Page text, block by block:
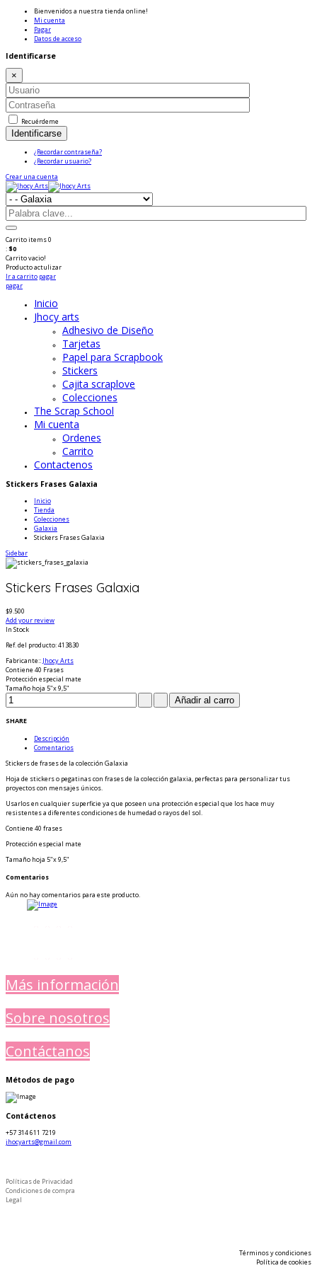
Bienvenidos a nuestra tienda online!
Mi cuenta
Pagar
Datos de acceso
Identificarse
×
Recuérdeme
Identificarse
¿Recordar contraseña?
¿Recordar usuario?
Crear una cuenta
Carritoitems0
:$0
Carrito vacio!
Productoactulizar
Ir a carrito pagar
pagar
Inicio
Jhocy arts
Adhesivo de Diseño
Tarjetas
Papel para Scrapbook
Stickers
Cajita scraplove
Colecciones
The Scrap School
Mi cuenta
Ordenes
Carrito
Contactenos
Stickers Frases Galaxia
Inicio
Tienda
Colecciones
Galaxia
Stickers Frases Galaxia
Sidebar
Stickers Frases Galaxia
$9.500
Add your review
In Stock
Ref. del producto: 413830
Fabricante:: Jhocy Arts
Contiene 40 Frases
Protección especial mate
Tamaño hoja 5"x 9,5"
SHARE
Descripción
Comentarios
Stickers de frases de la colección Galaxia
Hoja de stickers o pegatinas con frases de la colección galaxia, perfectas para personalizar tus
proyectos con mensajes únicos.
Usarlos en cualquier superficie ya que poseen una protección especial que los hace muy
resistentes a diferentes condiciones de humedad o rayos del sol.
Contiene 40 frases
Protección especial mate
Tamaño hoja 5"x 9,5"
Comentarios
Aún no hay comentarios para este producto.
Más información
Sobre nosotros
Contáctanos
Métodos de pago
Contáctenos
+57 314 611 7219
jhocyarts@gmail.com
Políticas de Privacidad
Condiciones de compra
Legal
Términos y condiciones
Política de cookies